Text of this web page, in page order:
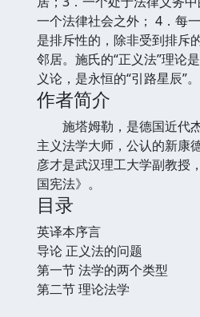
一个法律社会之外； 4．每
是排斥性的，除非受到排斥
邻居。施氏的“正义法”理论
义论，是永恒的“引路星辰”。
作者简介
施塔姆勒，是德国近代
主义法学大师，公认的新康
彦才是武汉理工大学副教授
国宪法》。
目录
英译本序言
导论 正义法的问题
第一节 法学的两个类型
第二节 理论法学